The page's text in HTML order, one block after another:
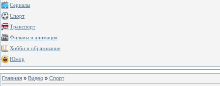
Сериалы
Спорт
Транспорт
Фильмы и анимация
Хобби и образование
Юмор
Главная » Видео » Спорт